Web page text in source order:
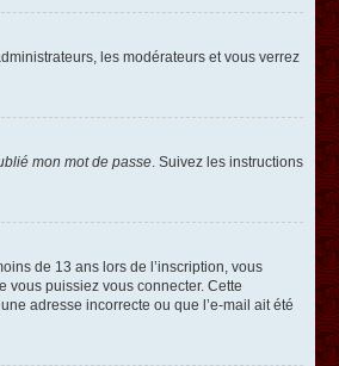
les modérateurs et vous verrez
mon mot de passe . Suivez les instructions
de 13 ans lors de l’inscription, vous
vous puissiez vous connecter. Cette
adresse incorrecte ou que l’e-mail ait été